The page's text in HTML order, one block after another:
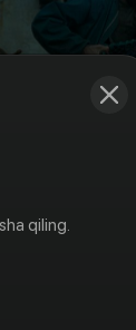
qiling.